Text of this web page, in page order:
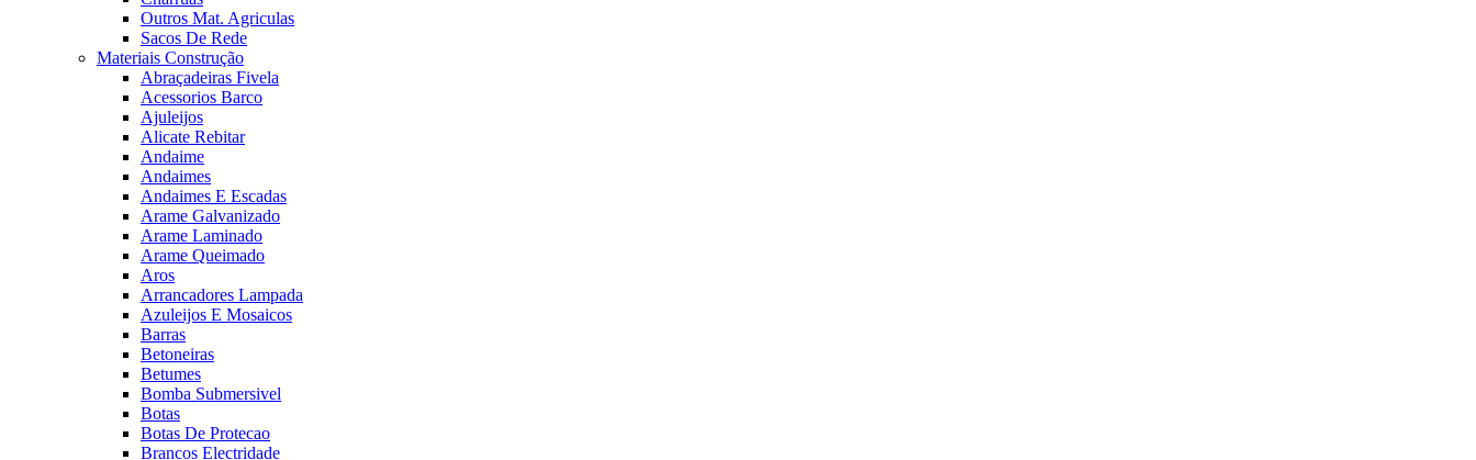
Outros Mat. Agriculas
Sacos De Rede
Materiais Construção
Abraçadeiras Fivela
Acessorios Barco
Ajuleijos
Alicate Rebitar
Andaime
Andaimes
Andaimes E Escadas
Arame Galvanizado
Arame Laminado
Arame Queimado
Aros
Arrancadores Lampada
Azuleijos E Mosaicos
Barras
Betoneiras
Betumes
Bomba Submersivel
Botas
Botas De Protecao
Brancos Electridade